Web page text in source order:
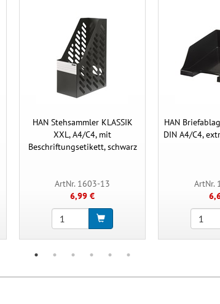
HAN Stehsammler KLASSIK
XXL, A4/C4, mit
Beschriftungsetikett, schwarz
ArtNr. 1603-13
6,99 €
HAN
DIN A4/C4,
ArtNr.